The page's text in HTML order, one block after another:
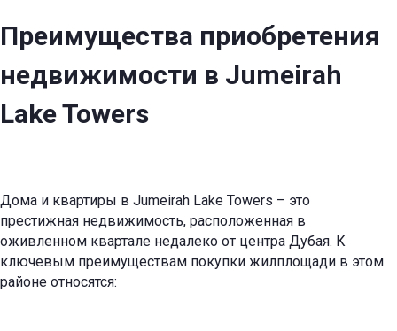
Преимущества приобретения
недвижимости в Jumeirah
Lake Towers
Дома и квартиры в Jumeirah Lake Towers – это
престижная недвижимость, расположенная в
оживленном квартале недалеко от центра Дубая. К
ключевым преимуществам покупки жилплощади в этом
районе относятся: